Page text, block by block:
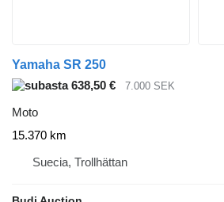
Yamaha SR 250
638,50 €
7.000 SEK
Moto
15.370 km
Suecia, Trollhättan